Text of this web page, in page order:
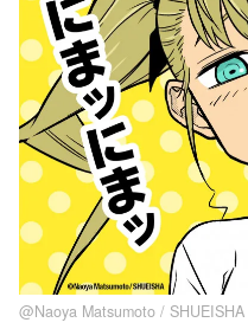
@Naoya Matsumoto / SHUEISHA